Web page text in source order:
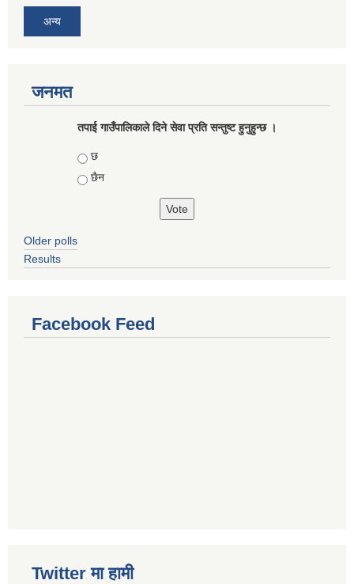
अन्य
जनमत
तपाई गाउँपालिकाले दिने सेवा प्रति सन्तुष्ट हुनुहुन्छ ।
Choices
छ
छैन
Older polls
Results
Facebook Feed
Twitter मा हामी